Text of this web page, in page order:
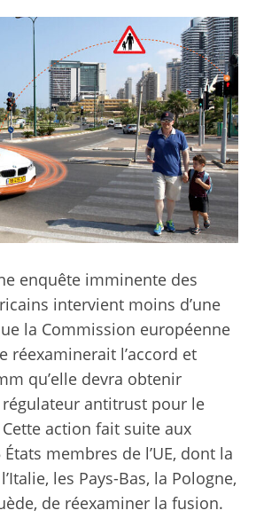
enquête imminente des
intervient moins d’une
la Commission européenne
réexaminerait l’accord et
qu’elle devra obtenir
régulateur antitrust pour le
action fait suite aux
membres de l’UE, dont la
les Pays-Bas, la Pologne,
de réexaminer la fusion.